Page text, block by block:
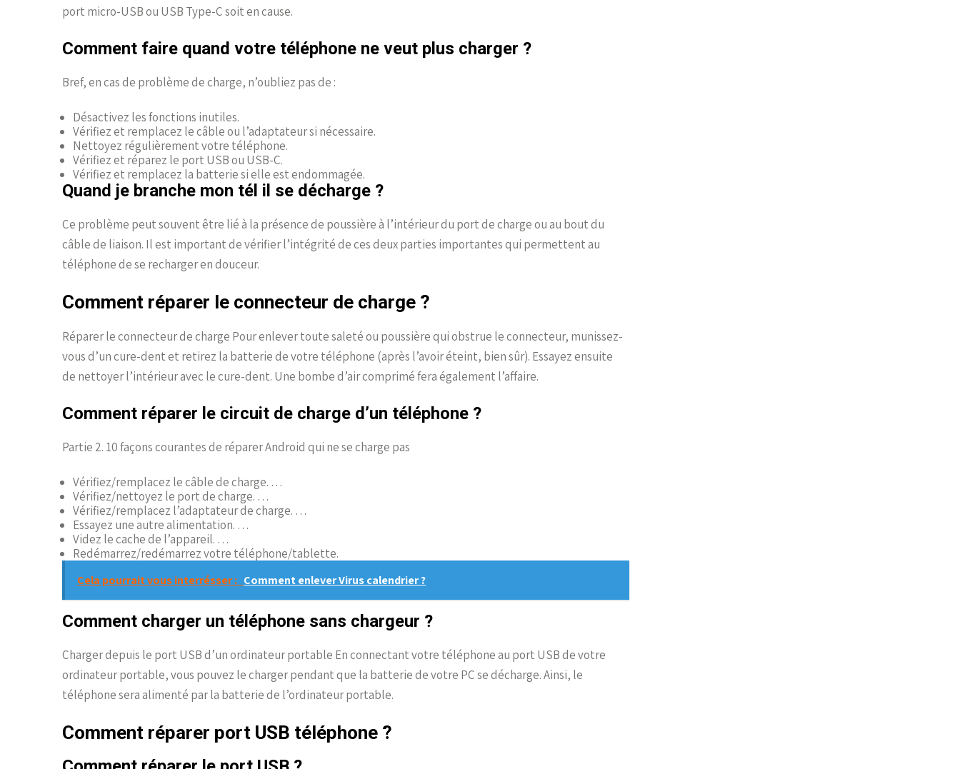
port micro-USB ou USB Type-C soit en cause.
Comment faire quand votre téléphone ne veut plus charger ?
Bref, en cas de problème de charge, n’oubliez pas de :
Désactivez les fonctions inutiles.
Vérifiez et remplacez le câble ou l’adaptateur si nécessaire.
Nettoyez régulièrement votre téléphone.
Vérifiez et réparez le port USB ou USB-C.
Vérifiez et remplacez la batterie si elle est endommagée.
Quand je branche mon tél il se décharge ?
Ce problème peut souvent être lié à la présence de poussière à l’intérieur du port de charge ou au bout du
câble de liaison. Il est important de vérifier l’intégrité de ces deux parties importantes qui permettent au
téléphone de se recharger en douceur.
Comment réparer le connecteur de charge ?
Réparer le connecteur de charge Pour enlever toute saleté ou poussière qui obstrue le connecteur, munissez-
vous d’un cure-dent et retirez la batterie de votre téléphone (après l’avoir éteint, bien sûr). Essayez ensuite
de nettoyer l’intérieur avec le cure-dent. Une bombe d’air comprimé fera également l’affaire.
Comment réparer le circuit de charge d’un téléphone ?
Partie 2. 10 façons courantes de réparer Android qui ne se charge pas
Vérifiez/remplacez le câble de charge. …
Vérifiez/nettoyez le port de charge. …
Vérifiez/remplacez l’adaptateur de charge. …
Essayez une autre alimentation. …
Videz le cache de l’appareil. …
Redémarrez/redémarrez votre téléphone/tablette.
Cela pourrait vous interrésser : Comment enlever Virus calendrier ?
Comment charger un téléphone sans chargeur ?
Charger depuis le port USB d’un ordinateur portable En connectant votre téléphone au port USB de votre
ordinateur portable, vous pouvez le charger pendant que la batterie de votre PC se décharge. Ainsi, le
téléphone sera alimenté par la batterie de l’ordinateur portable.
Comment réparer port USB téléphone ?